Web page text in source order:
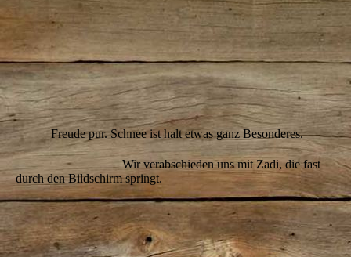
IMG_9438
IMG_9449
IMG_9450
IMG_9459
Freude pur. Schnee ist halt etwas ganz Besonderes.
Wir verabschieden uns mit Zadi, die fast
durch den Bildschirm springt.